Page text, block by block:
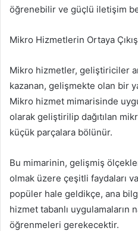
öğrenebilir ve güçlü iletişim
Mikro Hizmetlerin Ortaya
Mikro hizmetler, geliştiriciler
kazanan, gelişmekte olan bir
Mikro hizmet mimarisinde
olarak geliştirilip dağıtılan
küçük parçalara bölünür.
Bu mimarinin, gelişmiş
olmak üzere çeşitli faydaları
popüler hale geldikçe, ana
hizmet tabanlı uygulamaların
öğrenmeleri gerekecektir.